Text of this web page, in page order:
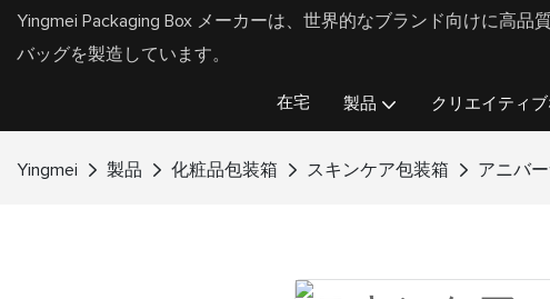
Yingmei Packaging Box メーカーは、世界的なブランド向けに高品
バッグを製造しています。
在宅 製品 クリエイティ
Yingmei 製品 化粧品包装箱 スキンケア包装箱 アニバ